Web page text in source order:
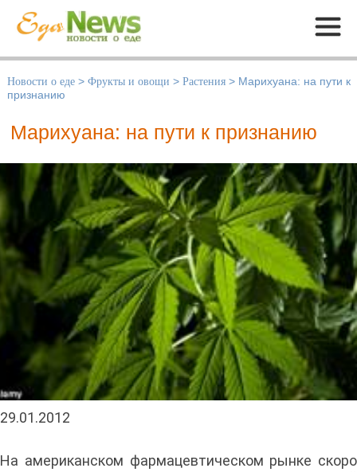
Меню
Новости о еде > Фрукты и овощи > Растения > Марихуана: на пути к
признанию
Марихуана: на пути к признанию
29.01.2012
На американском фармацевтическом рынке скоро